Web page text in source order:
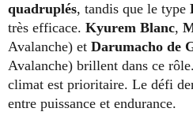
quadruplés, tandis que le type
très efficace. Kyurem Blanc,
Avalanche) et Darumacho de
Avalanche) brillent dans ce
climat est prioritaire. Le défi
entre puissance et endurance.